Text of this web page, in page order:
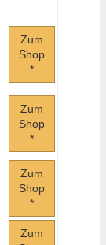
Zum
Shop
*
Zum
Shop
*
Zum
Shop
*
Zum